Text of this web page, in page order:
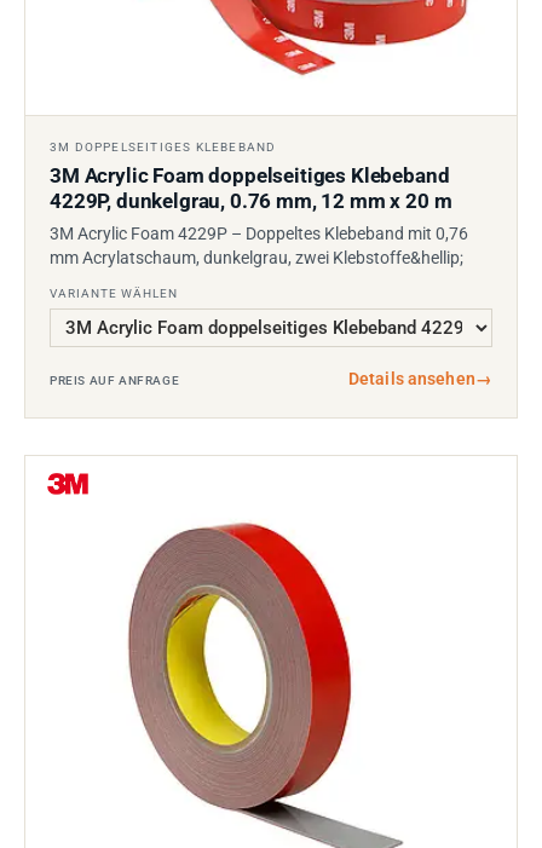
3M DOPPELSEITIGES KLEBEBAND
3M Acrylic Foam doppelseitiges Klebeband
4229P, dunkelgrau, 0.76 mm, 12 mm x 20 m
3M Acrylic Foam 4229P – Doppeltes Klebeband mit 0,76
mm Acrylatschaum, dunkelgrau, zwei Klebstoffe&hellip;
VARIANTE WÄHLEN
PREIS AUF ANFRAGE Details ansehen→